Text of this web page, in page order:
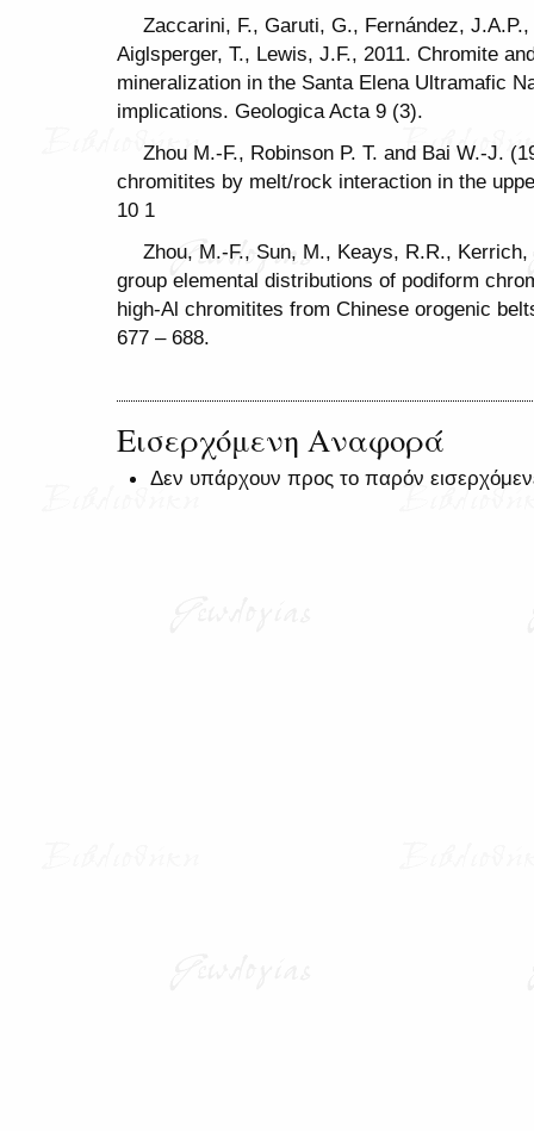
Zaccarini, F., Garuti, G., Fernández,
Aiglsperger, T., Lewis, J.F., 2011. Chromite
mineralization in the Santa Elena Ultramafic
implications. Geologica Acta 9 (3).
Zhou M.-F., Robinson P. T. and Bai W.-J.
chromitites by melt/rock interaction in the
10 1
Zhou, M.-F., Sun, M., Keays, R.R.,
group elemental distributions of podiform
high-Al chromitites from Chinese orogenic
677 – 688.
Εισερχόμενη Αναφορά
Δεν υπάρχουν προς το παρόν